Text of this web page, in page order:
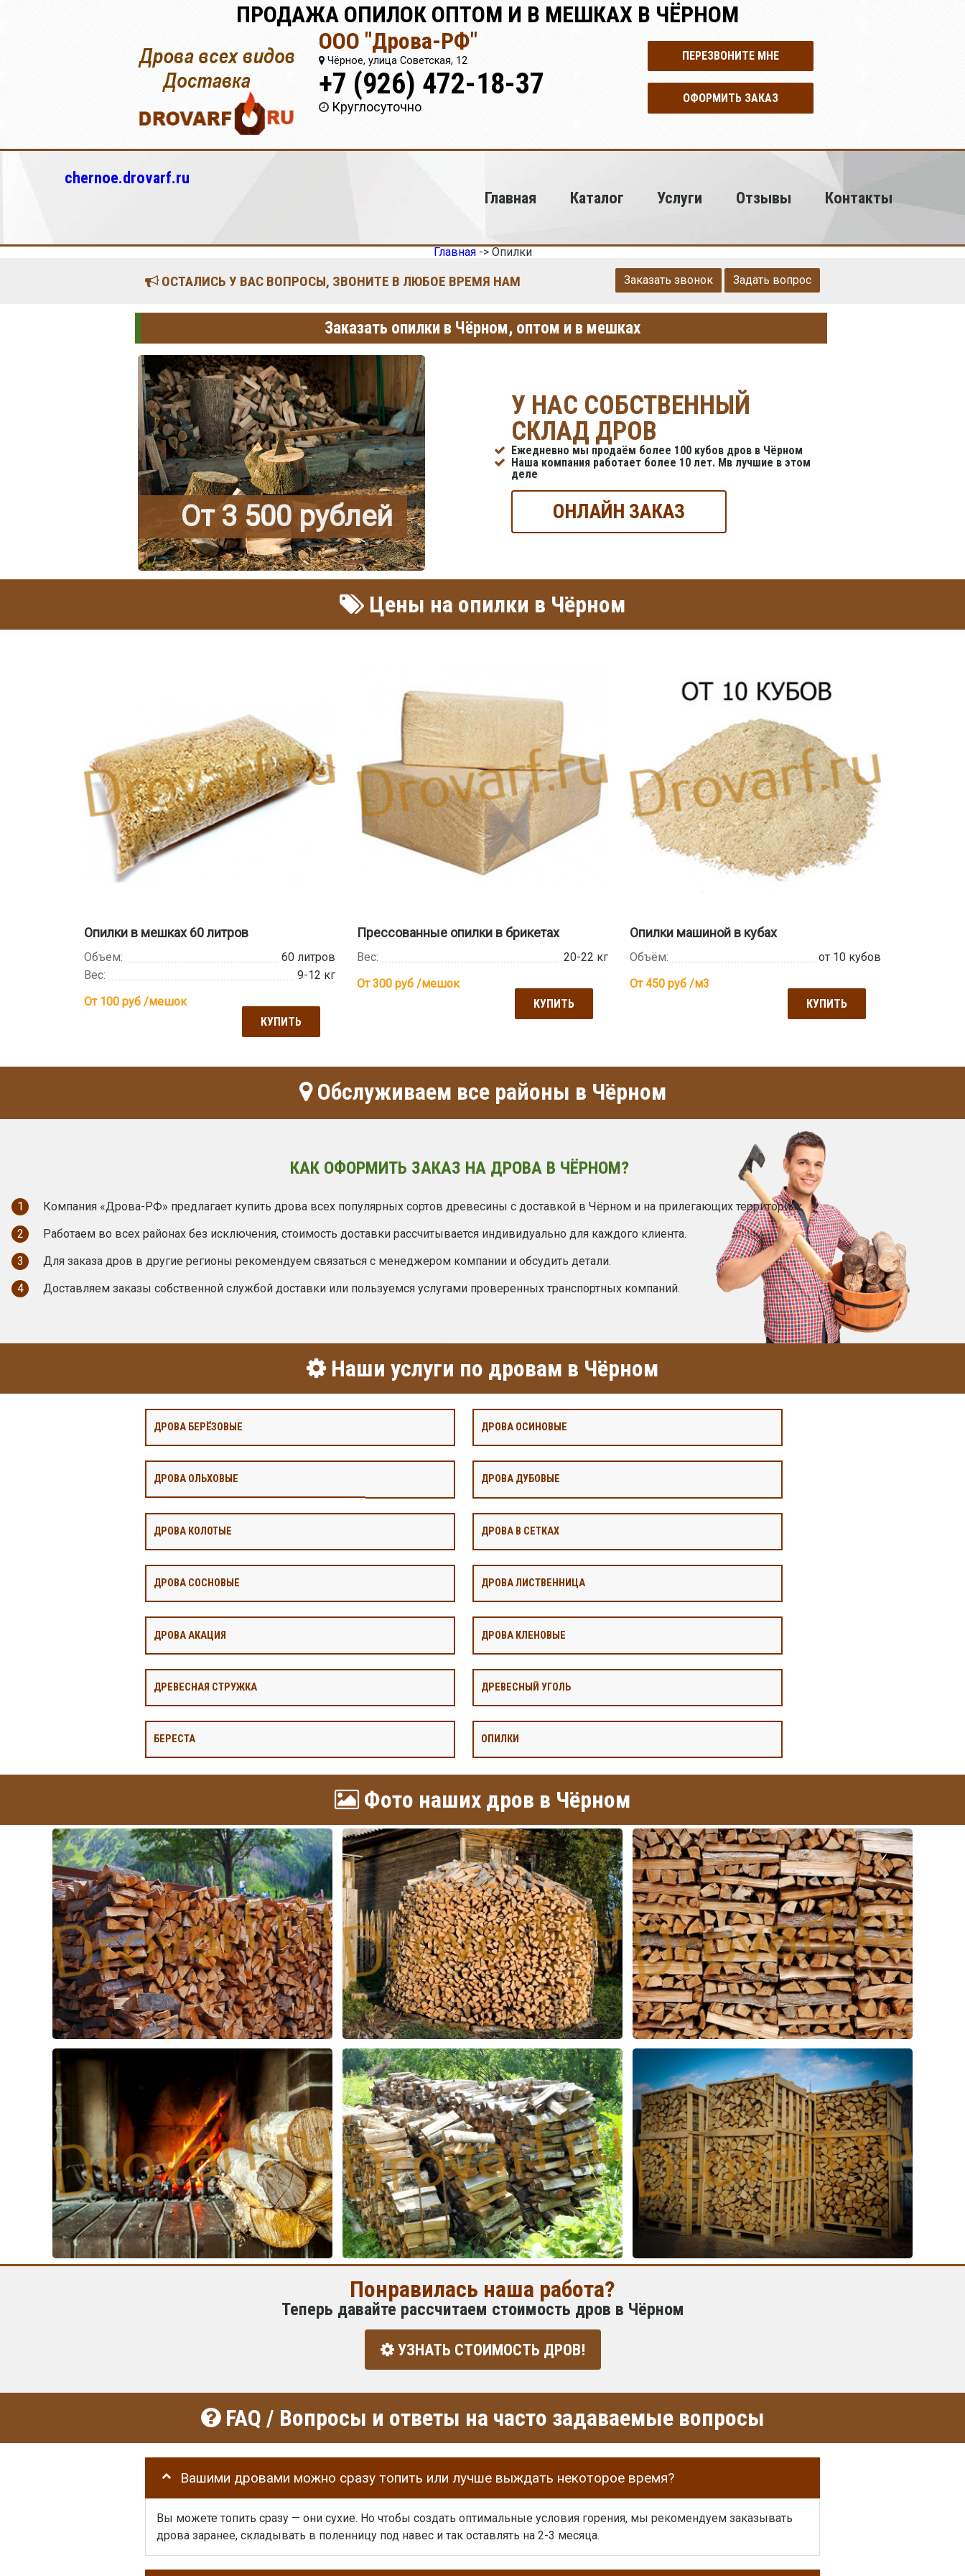
ПРОДАЖА ОПИЛОК ОПТОМ И В МЕШКАХ В ЧЁРНОМ
ООО "Дрова-РФ"
Чёрное, улица Советская, 12
+7 (926) 472-18-37
Круглосуточно
ПЕРЕЗВОНИТЕ МНЕ
ОФОРМИТЬ ЗАКАЗ
chernoe.drovarf.ru
Главная
Каталог Услуги Отзывы Контакты
Главная-> Опилки
ОСТАЛИСЬ У ВАС ВОПРОСЫ, ЗВОНИТЕ В ЛЮБОЕ ВРЕМЯ НАМ Заказать звонок Задать вопрос
Заказать опилки в Чёрном, оптом и в мешках
От 3 500 рублей
У НАС СОБСТВЕННЫЙ
СКЛАД ДРОВ
Ежедневно мы продаём более 100 кубов дров в Чёрном
Наша компания работает более 10 лет. Мв лучшие в этом
деле
ОНЛАЙН ЗАКАЗ
Цены на опилки в Чёрном
Опилки в мешках 60 литров
Объем:
60 литров
Вес:
9-12 кг
От 100 руб /мешок
КУПИТЬ
Прессованные опилки в брикетах
Вес:
20-22 кг
От 300руб /мешок
КУПИТЬ
Опилки машиной в кубах
Объём:
от 10 кубов
От 450руб /м3
КУПИТЬ
Обслуживаем все районы в Чёрном
КАК ОФОРМИТЬ ЗАКАЗ НА ДРОВА В ЧЁРНОМ?
1
Компания «Дрова-РФ» предлагает купить дрова всех популярных сортов древесины с доставкой в Чёрном и на прилегающих территориях.
2
Работаем во всех районах без исключения, стоимость доставки рассчитывается индивидуально для каждого клиента.
3
Для заказа дров в другие регионы рекомендуем связаться с менеджером компании и обсудить детали.
4
Доставляем заказы собственной службой доставки или пользуемся услугами проверенных транспортных компаний.
Наши услуги по дровам в Чёрном
ДРОВА БЕРЁЗОВЫЕ ДРОВА ОСИНОВЫЕ
ДРОВА ОЛЬХОВЫЕ ДРОВА ДУБОВЫЕ
ДРОВА КОЛОТЫЕ ДРОВА В СЕТКАХ
ДРОВА СОСНОВЫЕ ДРОВА ЛИСТВЕННИЦА
ДРОВА АКАЦИЯ ДРОВА КЛЕНОВЫЕ
ДРЕВЕСНАЯ СТРУЖКА ДРЕВЕСНЫЙ УГОЛЬ
БЕРЕСТА ОПИЛКИ
Фото наших дров в Чёрном
Понравилась наша работа?
Теперь давайте рассчитаем стоимость дров в Чёрном
УЗНАТЬ СТОИМОСТЬ ДРОВ!
FAQ / Вопросы и ответы на часто задаваемые вопросы
Вашими дровами можно сразу топить или лучше выждать некоторое время?
Вы можете топить сразу — они сухие. Но чтобы создать оптимальные условия горения, мы рекомендуем заказывать
дрова заранее, складывать в поленницу под навес и так оставлять на 2-3 месяца.